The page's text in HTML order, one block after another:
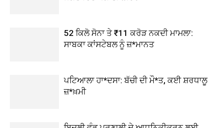
52 ਕਿਲੋ ਸੋਨਾ ਤੇ ₹11 ਕਰੋੜ ਨਕਦੀ ਮਾਮਲਾ:
ਸਾਬਕਾ ਕਾਂਸਟੇਬਲ ਨੂੰ ਜ਼*ਮਾਨਤ
ਪਟਿਆਲਾ ਹਾ*ਦਸਾ: ਬੱਚੀ ਦੀ ਮੌ*ਤ, ਕਈ ਸ਼ਰਧਾਲੂ
ਜ਼*ਖ਼ਮੀ